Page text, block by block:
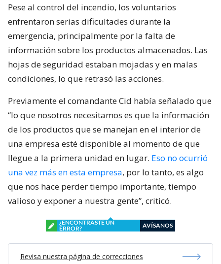
Pese al control del incendio, los voluntarios
enfrentaron serias dificultades durante la
emergencia, principalmente por la falta de
información sobre los productos almacenados. Las
hojas de seguridad estaban mojadas y en malas
condiciones, lo que retrasó las acciones.
Previamente el comandante Cid había señalado que
“lo que nosotros necesitamos es que la información
de los productos que se manejan en el interior de
una empresa esté disponible al momento de que
llegue a la primera unidad en lugar. Eso no ocurrió
una vez más en esta empresa, por lo tanto, es algo
que nos hace perder tiempo importante, tiempo
valioso y exponer a nuestra gente”, criticó.
¿ENCONTRASTE UN
ERROR?
AVÍSANOS
Revisa nuestra página de correcciones